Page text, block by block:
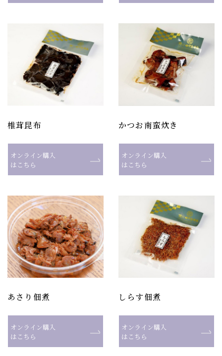
椎茸昆布
オンライン購入
はこちら
かつお南蛮炊き
オンライン購入
はこちら
あさり佃煮
オンライン購入
はこちら
しらす佃煮
オンライン購入
はこちら